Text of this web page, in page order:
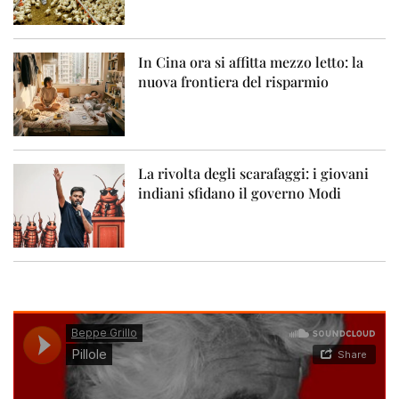
In Cina ora si affitta mezzo letto: la
nuova frontiera del risparmio
La rivolta degli scarafaggi: i giovani
indiani sfidano il governo Modi